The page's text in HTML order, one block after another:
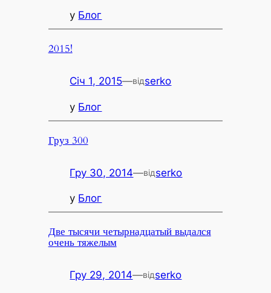
у Блог
2015!
Січ 1, 2015—відserko
у Блог
Груз 300
Гру 30, 2014—відserko
у Блог
Две тысячи четырнадцатый выдался
очень тяжелым
Гру 29, 2014—відserko